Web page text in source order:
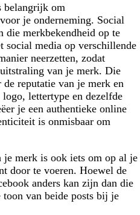
belangrijk om
je onderneming. Social
die merkbekendheid op te
social media op verschillende
neerzetten, zodat
van je merk. Die
reputatie van je merk en
lettertype en dezelfde
je een authentieke online
is onmisbaar om
je merk is ook iets om op al je
door te voeren. Hoewel de
anders kan zijn dan die
toon van beide posts bij je